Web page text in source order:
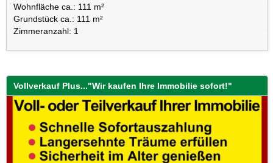
Wohnfläche ca.: 111 m²
Grundstück ca.: 111 m²
Zimmeranzahl: 1
Vollverkauf Plus..."Wir kaufen Ihre Immobilie sofort!"